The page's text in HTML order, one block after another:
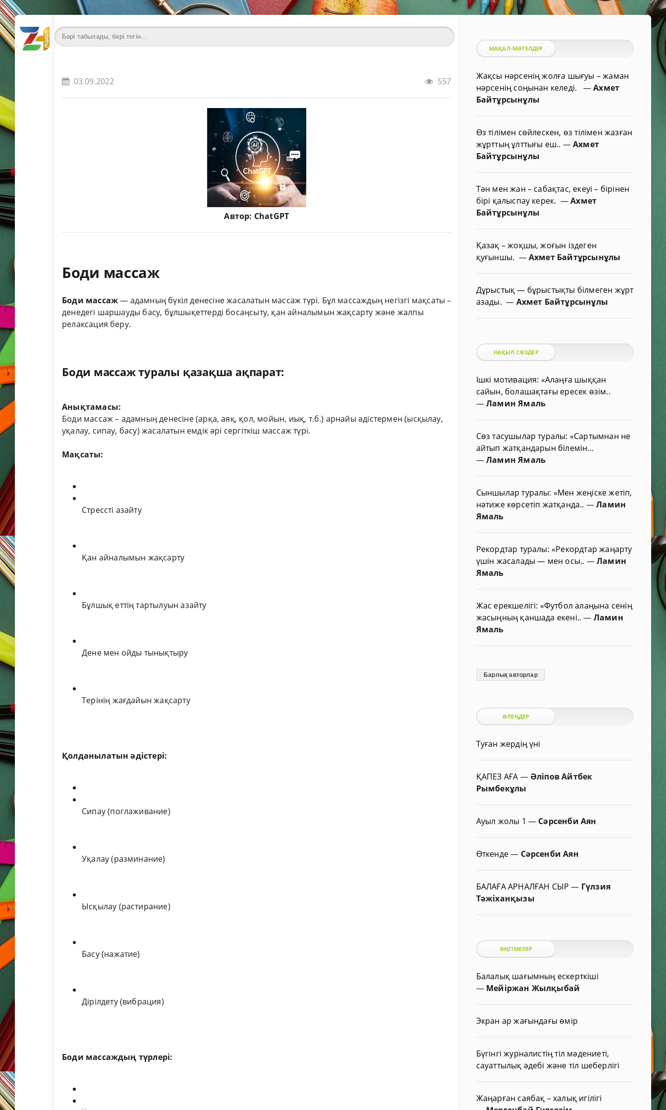
03.09.2022 557
Автор: ChatGPT
Боди массаж
Боди массаж— адамның бүкіл денесіне жасалатын массаж түрі. Бұл массаждың негізгі мақсаты –
денедегі шаршауды басу, бұлшықеттерді босаңсыту, қан айналымын жақсарту және жалпы
релаксация беру.
Боди массаж туралы қазақша ақпарат:
Анықтамасы:
Боди массаж – адамның денесіне (арқа, аяқ, қол, мойын, иық, т.б.) арнайы әдістермен (ысқылау,
уқалау, сипау, басу) жасалатын емдік әрі сергіткіш массаж түрі.
Мақсаты:
Стрессті азайту
Қан айналымын жақсарту
Бұлшық еттің тартылуын азайту
Дене мен ойды тынықтыру
Терінің жағдайын жақсарту
Қолданылатын әдістері:
Сипау (поглаживание)
Уқалау (разминание)
Ысқылау (растирание)
Басу (нажатие)
Дірілдету (вибрация)
Боди массаждың түрлері:
МАҚАЛ-МӘТЕЛДЕР
Жақсы нәрсенің жолға шығуы – жаман
нәрсенің соңынан келеді. —Ахмет
Байтұрсынұлы
Өз тілімен сөйлескен, өз тілімен жазған
жұрттың ұлттығы еш.. —Ахмет
Байтұрсынұлы
Тән мен жан – сабақтас, екеуі – бірінен
бірі қалыспау керек. —Ахмет
Байтұрсынұлы
Қазақ – жоқшы, жоғын іздеген
қуғыншы. —Ахмет Байтұрсынұлы
Дұрыстық — бұрыстықты білмеген жұрт
азады.— Ахмет Байтұрсынұлы
НАҚЫЛ СӨЗДЕР
Ішкі мотивация: «Алаңға шыққан
сайын, болашақтағы ересек өзім..
—Ламин Ямаль
Сөз тасушылар туралы: «Сартымнан не
айтып жатқандарын білемін...
—Ламин Ямаль
Сыншылар туралы: «Мен жеңіске жетіп,
нәтиже көрсетіп жатқанда.. —Ламин
Ямаль
Рекордтар туралы: «Рекордтар жаңарту
үшін жасалады — мен осы.. —Ламин
Ямаль
Жас ерекшелігі: «Футбол алаңына сенің
жасыңның қаншада екені..— Ламин
Ямаль
Барлық авторлар
ӨЛЕҢДЕР
Туған жердің үні
ҚАПЕЗ АҒА — Әліпов Айтбек
Рымбекұлы
Ауыл жолы 1 — Сәрсенби Аян
Өткенде— Сәрсенби Аян
БАЛАҒА АРНАЛҒАН СЫР— Гүлзия
Тәжіханқызы
ӘҢГІМЕЛЕР
Балалық шағымның ескерткіші
— Мейіржан Жылқыбай
Экран ар жағындағы өмір
Бүгінгі журналистің тіл мәдениеті,
сауаттылық әдебі және тіл шеберлігі
Жаңарған саябақ – халық игілігі